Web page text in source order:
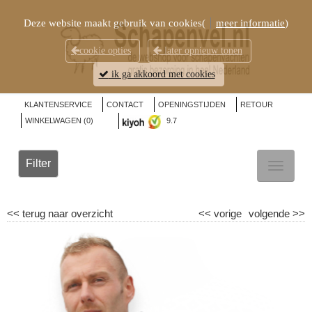
KLANTENSERVICE CONTACT OPENINGSTIJDEN
RETOUR
WINKELWAGEN (0) 9.7
Filter
<< terug naar overzicht volgende >>
<< vorige
Deze website maakt gebruik van cookies( meer informatie)
cookie opties later opnieuw tonen
ik ga akkoord met cookies